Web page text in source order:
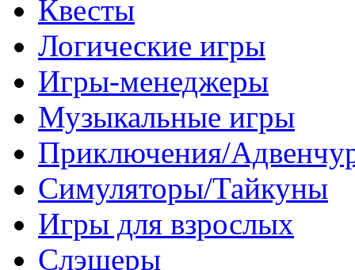
Квесты
Логические игры
Игры-менеджеры
Музыкальные игры
Приключения/
Симуляторы/Тайкуны
Игры для взрослых
Слэшеры